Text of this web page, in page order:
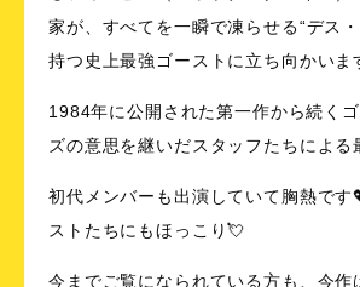
家が、すべてを一瞬で凍らせる“デス
持つ史上最強ゴーストに立ち向かいま
1984年に公開された第一作から続く
ズの意思を継いだスタッフたちによる
初代メンバーも出演していて胸熱です
ストたちにもほっこり💘
今までご覧になられている方も、今作